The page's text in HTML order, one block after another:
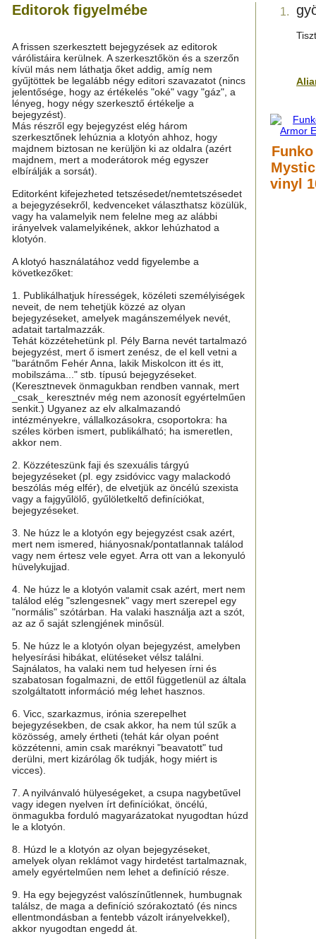
Editorok figyelmébe
A frissen szerkesztett bejegyzések az editorok
várólistáira kerülnek. A szerkesztőkön és a szerzőn
kívül más nem láthatja őket addig, amíg nem
gyűjtöttek be legalább négy editori szavazatot (nincs
jelentősége, hogy az értékelés "oké" vagy "gáz", a
lényeg, hogy négy szerkesztő értékelje a
bejegyzést).
Más részről egy bejegyzést elég három
szerkesztőnek lehúznia a klotyón ahhoz, hogy
majdnem biztosan ne kerüljön ki az oldalra (azért
majdnem, mert a moderátorok még egyszer
elbírálják a sorsát).
Editorként kifejezheted tetszésedet/nemtetszésedet
a bejegyzésekről, kedvenceket választhatsz közülük,
vagy ha valamelyik nem felelne meg az alábbi
irányelvek valamelyikének, akkor lehúzhatod a
klotyón.
A klotyó használatához vedd figyelembe a
következőket:
1. Publikálhatjuk hírességek, közéleti személyiségek
neveit, de nem tehetjük közzé az olyan
bejegyzéseket, amelyek magánszemélyek nevét,
adatait tartalmazzák.
Tehát közzétehetünk pl. Pély Barna nevét tartalmazó
bejegyzést, mert ő ismert zenész, de el kell vetni a
"barátnőm Fehér Anna, lakik Miskolcon itt és itt,
mobilszáma..." stb. típusú bejegyzéseket.
(Keresztnevek önmagukban rendben vannak, mert
_csak_ keresztnév még nem azonosít egyértelműen
senkit.) Ugyanez az elv alkalmazandó
intézményekre, vállalkozásokra, csoportokra: ha
széles körben ismert, publikálható; ha ismeretlen,
akkor nem.
2. Közzéteszünk faji és szexuális tárgyú
bejegyzéseket (pl. egy zsidóvicc vagy malackodó
beszólás még elfér), de elvetjük az öncélú szexista
vagy a fajgyűlölő, gyűlöletkeltő definíciókat,
bejegyzéseket.
3. Ne húzz le a klotyón egy bejegyzést csak azért,
mert nem ismered, hiányosnak/pontatlannak találod
vagy nem értesz vele egyet. Arra ott van a lekonyuló
hüvelykujjad.
4. Ne húzz le a klotyón valamit csak azért, mert nem
találod elég "szlengesnek" vagy mert szerepel egy
"normális" szótárban. Ha valaki használja azt a szót,
az az ő saját szlengjének minősül.
5. Ne húzz le a klotyón olyan bejegyzést, amelyben
helyesírási hibákat, elütéseket vélsz találni.
Sajnálatos, ha valaki nem tud helyesen írni és
szabatosan fogalmazni, de ettől függetlenül az általa
szolgáltatott információ még lehet hasznos.
6. Vicc, szarkazmus, irónia szerepelhet
bejegyzésekben, de csak akkor, ha nem túl szűk a
közösség, amely értheti (tehát kár olyan poént
közzétenni, amin csak maréknyi "beavatott" tud
derülni, mert kizárólag ők tudják, hogy miért is
vicces).
7. A nyilvánvaló hülyeségeket, a csupa nagybetűvel
vagy idegen nyelven írt definíciókat, öncélú,
önmagukba forduló magyarázatokat nyugodtan húzd
le a klotyón.
8. Húzd le a klotyón az olyan bejegyzéseket,
amelyek olyan reklámot vagy hirdetést tartalmaznak,
amely egyértelműen nem lehet a definíció része.
9. Ha egy bejegyzést valószínűtlennek, humbugnak
találsz, de maga a definíció szórakoztató (és nincs
ellentmondásban a fentebb vázolt irányelvekkel),
akkor nyugodtan engedd át.
1.
vinyl